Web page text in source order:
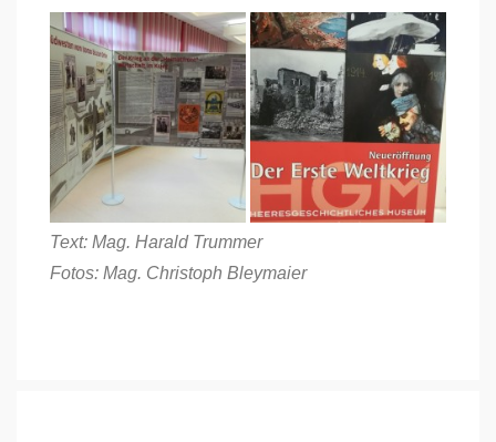
Text: Mag. Harald Trummer
Fotos: Mag. Christoph Bleymaier